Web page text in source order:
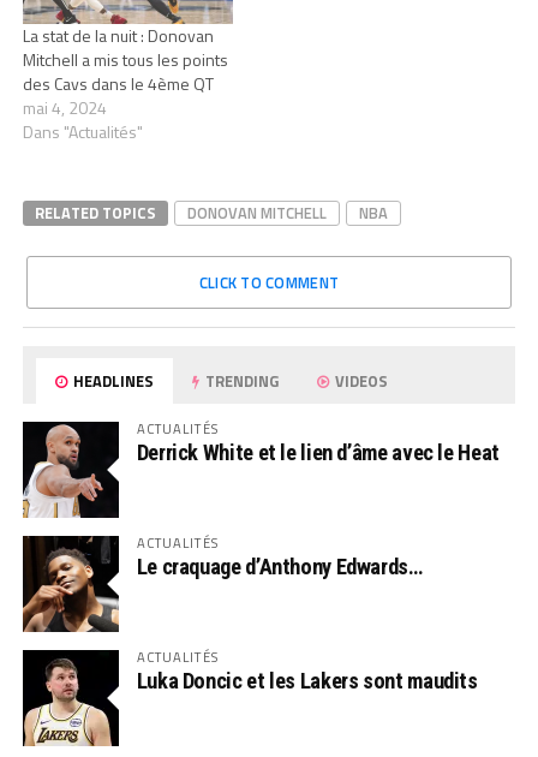
La stat de la nuit : Donovan
Mitchell a mis tous les points
des Cavs dans le 4ème QT
mai 4, 2024
Dans "Actualités"
RELATED TOPICS DONOVAN MITCHELL NBA
CLICK TO COMMENT
HEADLINES TRENDING VIDEOS
ACTUALITÉS
Derrick White et le lien d’âme avec le Heat
ACTUALITÉS
Le craquage d’Anthony Edwards…
ACTUALITÉS
Luka Doncic et les Lakers sont maudits